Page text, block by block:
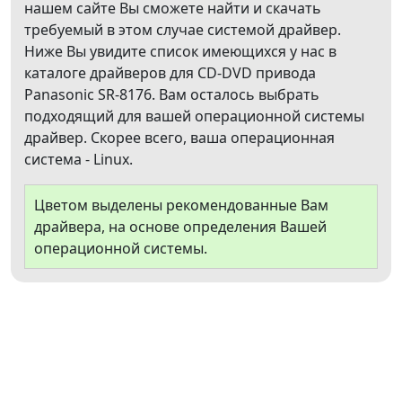
нашем сайте Вы сможете найти и скачать
требуемый в этом случае системой драйвер.
Ниже Вы увидите список имеющихся у нас в
каталоге драйверов для CD-DVD привода
Panasonic SR-8176. Вам осталось выбрать
подходящий для вашей операционной системы
драйвер. Скорее всего, ваша операционная
система - Linux.
Цветом выделены рекомендованные Вам
драйвера, на основе определения Вашей
операционной системы.